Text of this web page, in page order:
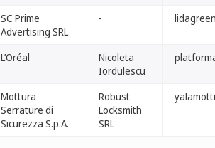
SC Prime
Advertising SRL
-
L’Oréal
Nicoleta
Iordulescu
Mottura
Serrature di
Sicurezza S.p.A.
Robust
Locksmith
SRL